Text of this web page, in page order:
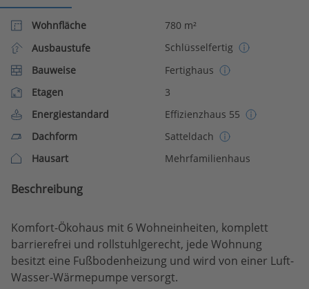
Wohnfläche
780 m²
Ausbaustufe
Schlüsselfertig
Bauweise
Fertighaus
Etagen
3
Energiestandard
Effizienzhaus 55
Dachform
Satteldach
Hausart
Mehrfamilienhaus
Beschreibung
Komfort-Ökohaus mit 6 Wohneinheiten, komplett
barrierefrei und rollstuhlgerecht, jede Wohnung
besitzt eine Fußbodenheizung und wird von einer Luft-
Wasser-Wärmepumpe versorgt.